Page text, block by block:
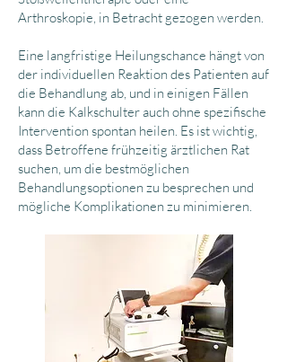
Arthroskopie, in Betracht gezogen werden.
Eine langfristige Heilungschance hängt von
der individuellen Reaktion des Patienten auf
die Behandlung ab, und in einigen Fällen
kann die Kalkschulter auch ohne spezifische
Intervention spontan heilen. Es ist wichtig,
dass Betroffene frühzeitig ärztlichen Rat
suchen, um die bestmöglichen
Behandlungsoptionen zu besprechen und
mögliche Komplikationen zu minimieren.